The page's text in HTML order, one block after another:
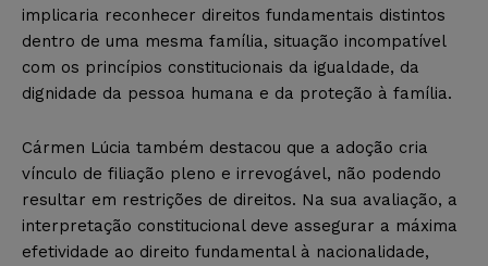
implicaria reconhecer direitos fundamentais distintos
dentro de uma mesma família, situação incompatível
com os princípios constitucionais da igualdade, da
dignidade da pessoa humana e da proteção à família.
Cármen Lúcia também destacou que a adoção cria
vínculo de filiação pleno e irrevogável, não podendo
resultar em restrições de direitos. Na sua avaliação, a
interpretação constitucional deve assegurar a máxima
efetividade ao direito fundamental à nacionalidade,